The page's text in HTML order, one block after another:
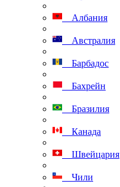
Албания
Австралия
Барбадос
Бахрейн
Бразилия
Канада
Швейцария
Чили